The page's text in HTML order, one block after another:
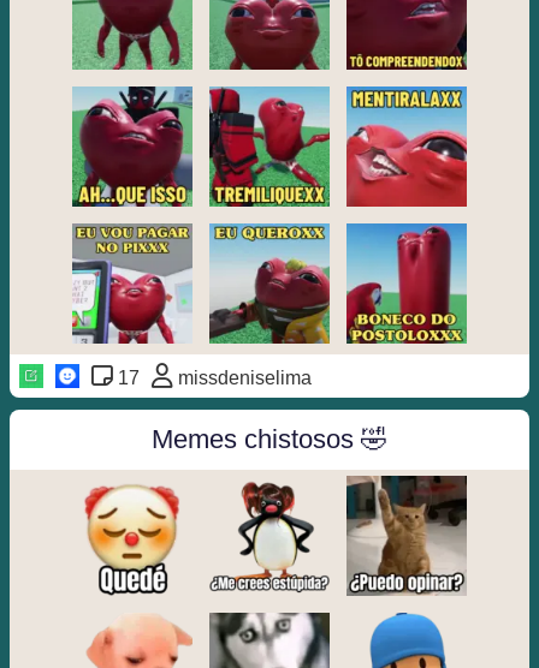
17 missdeniselima
Memes chistosos 🤣